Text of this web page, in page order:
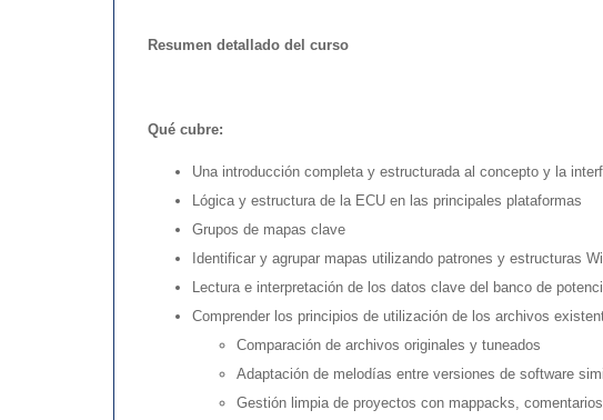
Resumen detallado del curso
Qué cubre:
Una introducción completa y estructurada al concepto y la
Lógica y estructura de la ECU en las principales plataformas
Grupos de mapas clave
Identificar y agrupar mapas utilizando patrones y estructuras
Lectura e interpretación de los datos clave del banco de
Comprender los principios de utilización de los archivos
Comparación de archivos originales y tuneados
Adaptación de melodías entre versiones de software
Gestión limpia de proyectos con mappacks,